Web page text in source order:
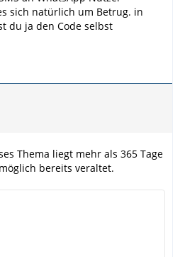
sich natürlich um Betrug. in
du ja den Code selbst
Thema liegt mehr als 365 Tage
bereits veraltet.